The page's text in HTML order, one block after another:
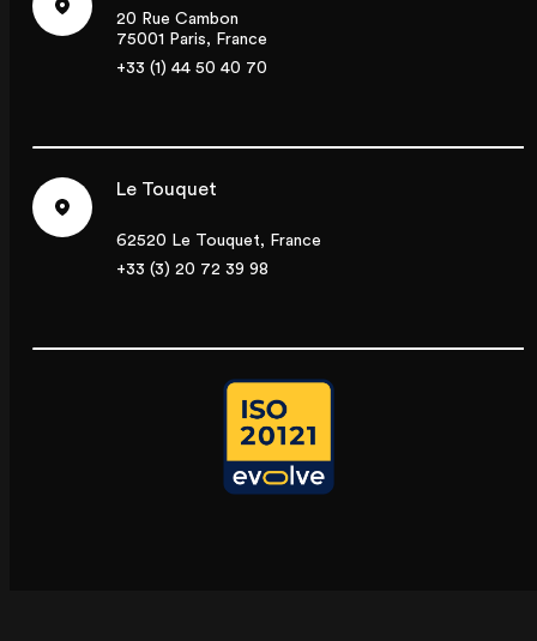
20 Rue Cambon
75001 Paris, France
+33 (1) 44 50 40 70
Le Touquet
62520 Le Touquet, France
+33 (3) 20 72 39 98